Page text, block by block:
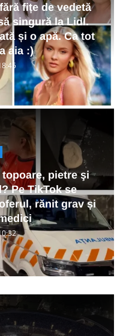
fițe de vedetă
singură la Lidl.
și o apă. Ca tot
aia :)
pietre şi
Pe TikTok se
rănit grav și